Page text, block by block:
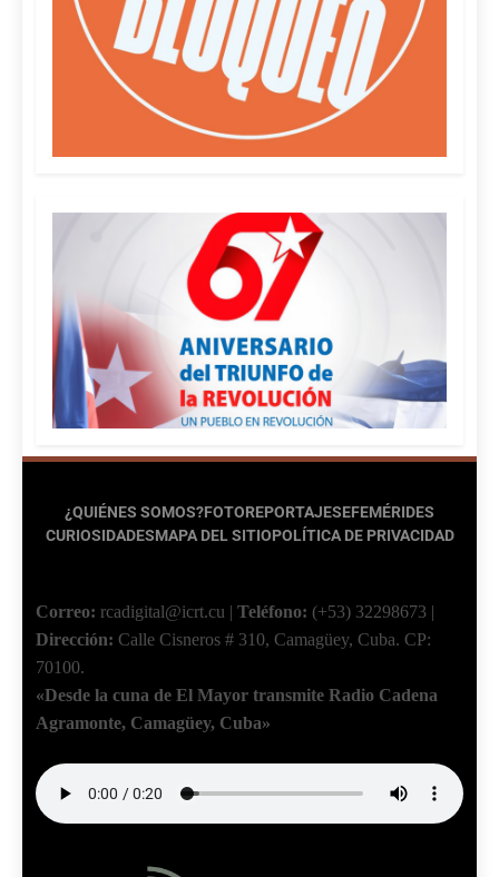
¿QUIÉNES SOMOS?FOTOREPORTAJESEFEMÉRIDES
CURIOSIDADESMAPA DEL SITIOPOLÍTICA DE PRIVACIDAD
Correo: rcadigital@icrt.cu | Teléfono: (+53) 32298673 |
Dirección: Calle Cisneros # 310, Camagüey, Cuba. CP:
70100.
«Desde la cuna de El Mayor transmite Radio Cadena
Agramonte, Camagüey, Cuba»